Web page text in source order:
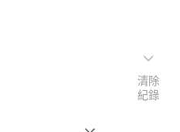
清除
紀錄